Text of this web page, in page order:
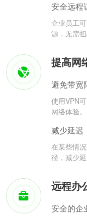
安全远程
企业员工
源，无需担
提高网
避免带宽
使用VPN
网络体验。
减少延迟
在某些情
径，减少延
远程办
安全的企